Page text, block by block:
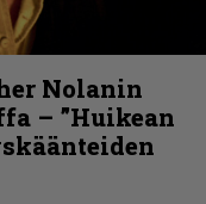
Nolanin
– ”Huikean